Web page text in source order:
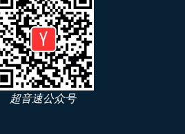
超音速公众号